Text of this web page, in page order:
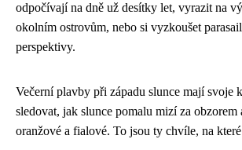
odpočívají na dně už desítky let, vyrazit na
okolním ostrovům, nebo si vyzkoušet
perspektivy.
Večerní plavby při západu slunce mají svoje
sledovat, jak slunce pomalu mizí za
oranžové a fialové. To jsou ty chvíle, na